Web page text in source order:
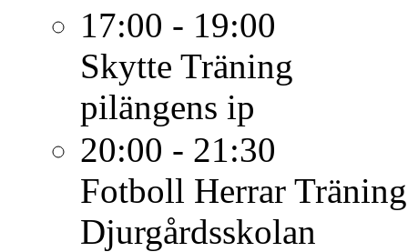
17:00 - 19:00
Skytte Träning
pilängens ip
20:00 - 21:30
Fotboll Herrar Träning
Djurgårdsskolan